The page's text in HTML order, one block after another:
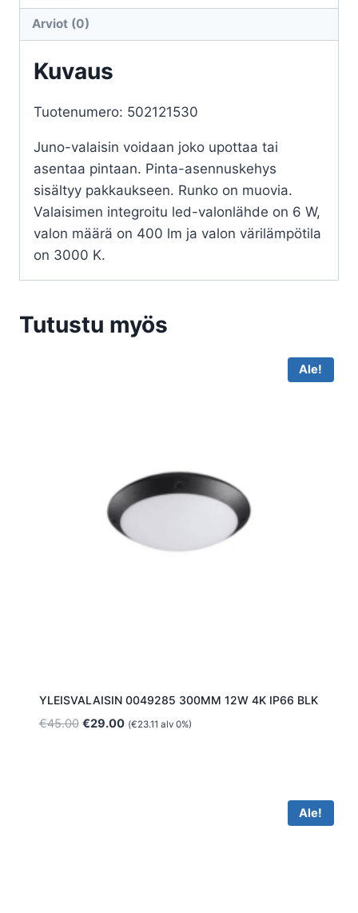
led
Arviot (0)
Kuvaus
Tuotenumero: 502121530
Juno-valaisin voidaan joko upottaa tai
asentaa pintaan. Pinta-asennuskehys
sisältyy pakkaukseen. Runko on muovia.
Valaisimen integroitu led-valonlähde on 6 W,
valon määrä on 400 lm ja valon värilämpötila
on 3000 K.
Tutustu myös
Ale!
YLEISVALAISIN 0049285 300MM 12W 4K IP66 BLK
€45.00 Alkuperäinen
€29.00Nykyinen
(€23.11 alv 0%)
Ale!